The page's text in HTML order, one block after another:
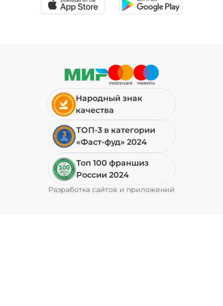
+ Огурцы маринованные (10 г)/10
+ Огурцы свежие (10 г) /10
+ Перец халапеньо (15 г)
Народный знак
качества
ТОП-3 в категории
«Фаст-фуд» 2024
Топ 100 франшиз
России 2024
Разработка сайтов и приложений
Pyrobyte